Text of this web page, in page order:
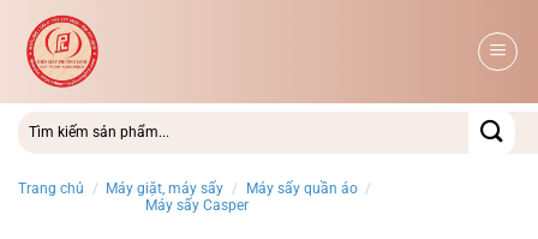
qua
dung
Trang chủ / Máy giặt, máy sấy / Máy sấy quần áo /
Máy sấy Casper